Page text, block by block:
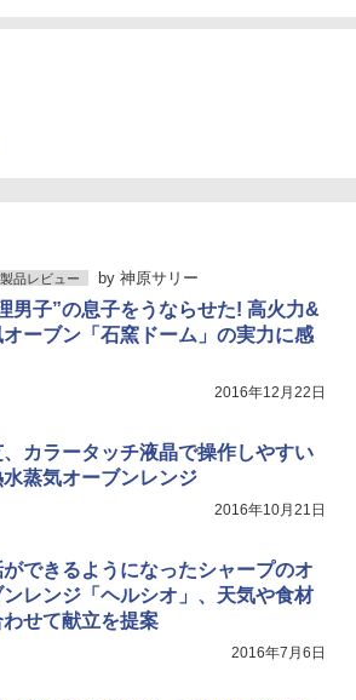
品レビュー by 神原サリー
男子”の息子をうならせた! 高火力&
ーブン「石窯ドーム」の実力に感
2016年12月22日
カラータッチ液晶で操作しやすい
蒸気オーブンレンジ
2016年10月21日
できるようになったシャープのオ
ンレンジ「ヘルシオ」、天気や食材
わせて献立を提案
2016年7月6日